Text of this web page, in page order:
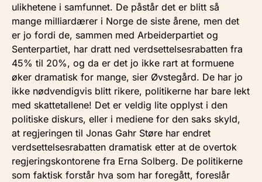
ulikhetene i samfunnet. De påstår det er blitt så
mange milliardærer i Norge de siste årene, men det
er jo fordi de, sammen med Arbeiderpartiet og
Senterpartiet, har dratt ned verdsettelsesrabatten fra
45% til 20%, og da er det jo ikke rart at formuene
øker dramatisk for mange, sier Øvstegård. De har jo
ikke nødvendigvis blitt rikere, politikerne har bare lekt
med skattetallene! Det er veldig lite opplyst i den
politiske diskurs, eller i mediene for den saks skyld,
at regjeringen til Jonas Gahr Støre har endret
verdsettelsesrabatten dramatisk etter at de overtok
regjeringskontorene fra Erna Solberg. De politikerne
som faktisk forstår hva som har foregått, foreslår